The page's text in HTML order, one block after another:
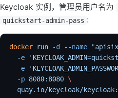
Keycloak 实例，管理员用户名为
quickstart-admin-pass :
docker run -d --name
  -e
  -e
  -p
8080:8080 \
quay.io/keycloak/